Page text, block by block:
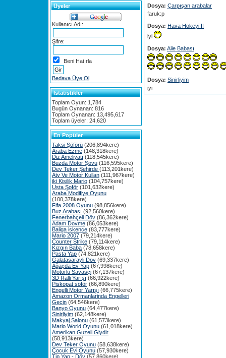
Üyeler
Kullanıcı Adı:
Şifre:
Beni Hatırla
Bedava Üye Ol
Istatistikler
Toplam Oyun: 1,784
Bugün Oynanan: 816
Toplam Oynanan: 13,495,617
Toplam üyeler: 24,620
En Popüler
Taksi Şöförü (206,894kere)
Araba Ezme (148,318kere)
Diz Ameliyatı (118,545kere)
Buzda Motor Şovu (116,595kere)
Dev Teker Şehirde (113,201kere)
Atv Ve Motor Kullan (111,967kere)
iki Kisilik Mario (104,757kere)
Usta Şoför (101,632kere)
Araba Modifiye Oyunu
(100,378kere)
Fifa 2008 Oyunu (98,856kere)
Buz Arabası (92,560kere)
Fenerbahçeli Döv (86,362kere)
Adam Dovme (86,053kere)
Baliga iskence (83,777kere)
Mario 2007 (79,214kere)
Counter Strike (79,114kere)
Kızgın Baba (78,658kere)
Pasta Yap (74,821kere)
Galatasarayli Dov (69,337kere)
Ağaçda Ev Yap (67,998kere)
Motorlu Savasçi (67,137kere)
3D Ralli Yarışı (66,922kere)
Piskopat söför (66,890kere)
Engelli Motor Yarışı (66,775kere)
Amazon Ormanlarinda Engelleri
Gecin (64,546kere)
Banyo Oyunu (64,477kere)
Sinirliyim (62,148kere)
Makyaj Salonu (61,573kere)
Mario World Oyunu (61,018kere)
Amerikan Guzeli Giydir
(58,913kere)
Dev Teker Oyunu (58,638kere)
Çocuk Evi Oyunu (57,930kere)
Tip Yap - Döv (57,860kere)
Dosya: Çarpışan arabalar
faruk:p
Dosya: Hava Hokeyi II
iyi
Dosya: Aile Babası
Dosya: Sinirliyim
iyi